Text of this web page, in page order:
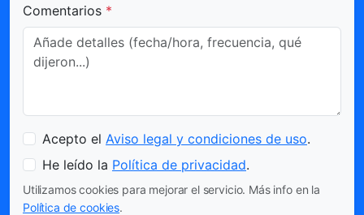
Comentarios *
Acepto el Aviso legal y condiciones de uso.
He leído la Política de privacidad.
Utilizamos cookies para mejorar el servicio. Más info en la
Política de cookies.